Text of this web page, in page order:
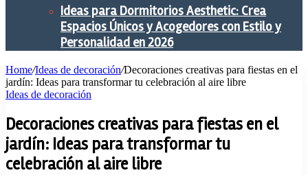
Ideas para Dormitorios Aesthetic: Crea
Espacios Únicos y Acogedores con Estilo y
Personalidad en 2026
Home/Ideas de decoración/Decoraciones creativas para fiestas en el
jardín: Ideas para transformar tu celebración al aire libre
Ideas de decoración
Decoraciones creativas para fiestas en el
jardín: Ideas para transformar tu
celebración al aire libre